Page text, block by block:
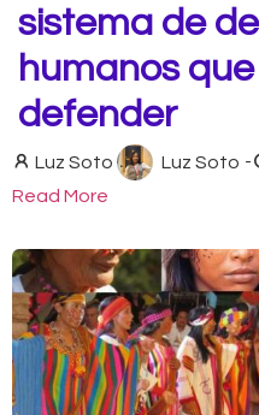
sistema de
humanos
defender
Luz Soto Luz Soto -
Read More